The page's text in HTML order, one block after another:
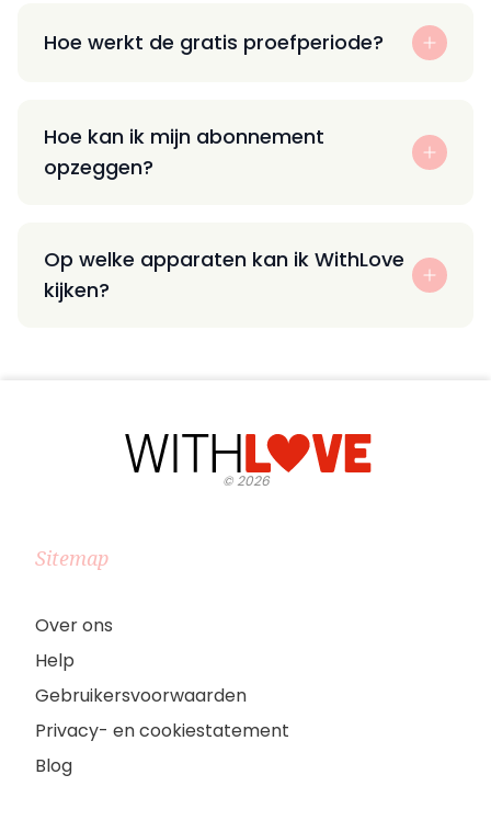
Hoe werkt de gratis proefperiode?
Hoe kan ik mijn abonnement
opzeggen?
Op welke apparaten kan ik WithLove
kijken?
©2026
Sitemap
Over ons
Help
Gebruikersvoorwaarden
Privacy- en cookiestatement
Blog